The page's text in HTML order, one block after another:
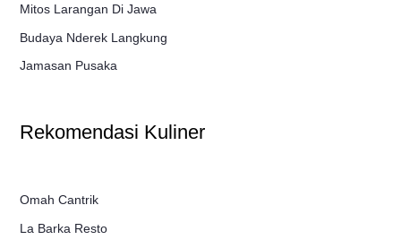
Mitos Larangan Di Jawa
Budaya Nderek Langkung
Jamasan Pusaka
Rekomendasi Kuliner
Omah Cantrik
La Barka Resto